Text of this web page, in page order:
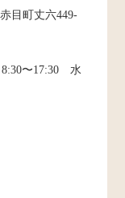
目町丈六449-
8:30〜17:30 水